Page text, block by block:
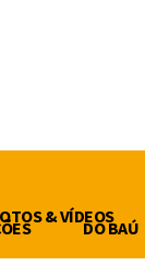
DO BAÚ
& VÍDEOS